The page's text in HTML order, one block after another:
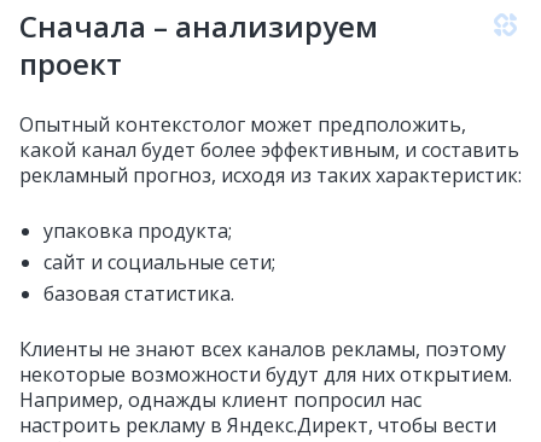
Сначала – анализируем
проект
Опытный контекстолог может предположить,
какой канал будет более эффективным, и составить
рекламный прогноз, исходя из таких характеристик:
упаковка продукта;
сайт и социальные сети;
базовая статистика.
Клиенты не знают всех каналов рекламы, поэтому
некоторые возможности будут для них открытием.
Например, однажды клиент попросил нас
настроить рекламу в Яндекс.Директ, чтобы вести